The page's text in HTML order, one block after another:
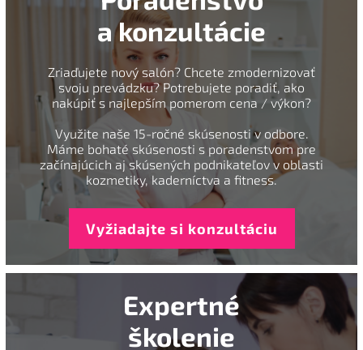
a konzultácie
Zriaďujete nový salón? Chcete zmodernizovať
svoju prevádzku? Potrebujete poradiť, ako
nakúpiť s najlepším pomerom cena / výkon?
Využite naše 15-ročné skúsenosti v odbore.
Máme bohaté skúsenosti s poradenstvom pre
začínajúcich aj skúsených podnikateľov v oblasti
kozmetiky, kaderníctva a fitness.
Vyžiadajte si konzultáciu
Expertné
školenie